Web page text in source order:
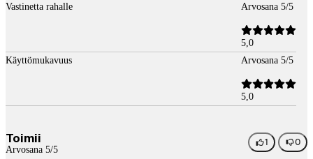
Vastinetta rahalle
Arvosana 5/5
5,0
Käyttömukavuus
Arvosana 5/5
5,0
Toimii
Arvosana 5/5
1 0